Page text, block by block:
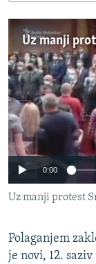
INFOGRAFIKE
KINA NA
RSE PRIČE IZ
ISPRIČAJ MI
DNEVNO@RSE
SPECIJALI RSE
VIŠE OD NASLOVA
GENOCID U
POPLAVE I
POST SCRIPTUM
PRATITE NAS
Sve RFE/RL
Uz manji
No
0:00
Uz manji protest
Polaganjem
je novi, 12.